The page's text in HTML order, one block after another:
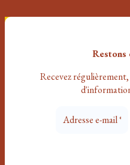
Restons
Recevez